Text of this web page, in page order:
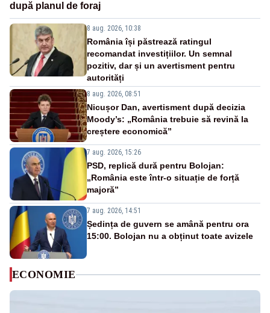
după planul de foraj
8 aug. 2026, 10:38
România își păstrează ratingul
recomandat investițiilor. Un semnal
pozitiv, dar și un avertisment pentru
autorități
8 aug. 2026, 08:51
Nicușor Dan, avertisment după decizia
Moody’s: „România trebuie să revină la
creștere economică”
7 aug. 2026, 15:26
PSD, replică dură pentru Bolojan:
„România este într-o situație de forță
majoră”
7 aug. 2026, 14:51
Ședința de guvern se amână pentru ora
15:00. Bolojan nu a obținut toate avizele
ECONOMIE